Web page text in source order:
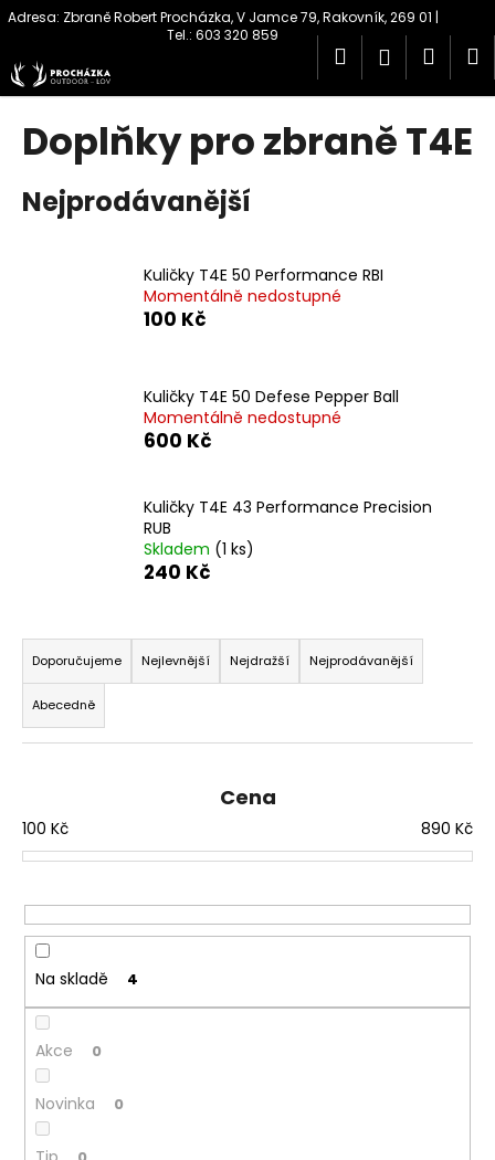
Přejít
Hledat
košík
Doplňky pro zbraně T4E
Nejprodávanější
Kuličky T4E 50 Performance RBI
Momentálně nedostupné
100 Kč
Kuličky T4E 50 Defese Pepper Ball
Momentálně nedostupné
600 Kč
Kuličky T4E 43 Performance Precision
RUB
Skladem (1 ks)
240 Kč
Ř
a
z
e
n
r
o
u
k
ů
Doporučujeme Nejlevnější Nejdražší Nejprodávanější
Abecedně
Cena
100 Kč 890 Kč
Na skladě 4
Akce 0
Novinka 0
K
š
í
C
o
o
?
HLEDAT
D
o
o
r
u
u
m